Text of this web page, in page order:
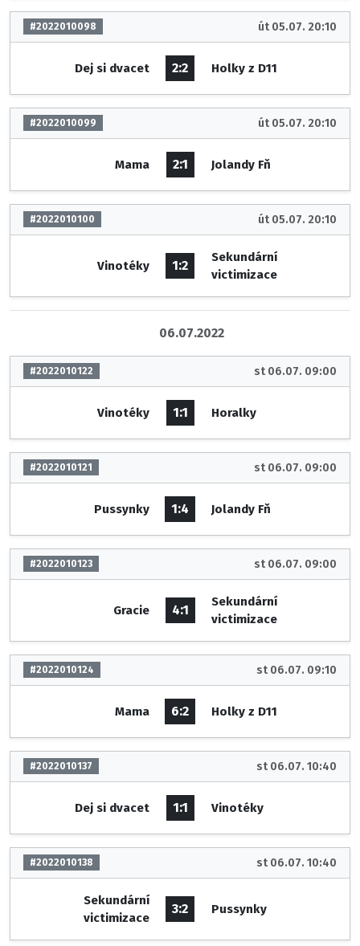
#2022010098 út 05.07. 20:10
Dej si dvacet 2:2 Holky z D11
#2022010099 út 05.07. 20:10
Mama 2:1 Jolandy Fň
#2022010100 út 05.07. 20:10
Vinotéky 1:2
Sekundární
victimizace
06.07.2022
#2022010122 st 06.07. 09:00
Vinotéky 1:1 Horalky
#2022010121 st 06.07. 09:00
Pussynky 1:4 Jolandy Fň
#2022010123 st 06.07. 09:00
Gracie 4:1
Sekundární
victimizace
#2022010124 st 06.07. 09:10
Mama 6:2 Holky z D11
#2022010137 st 06.07. 10:40
Dej si dvacet 1:1 Vinotéky
#2022010138 st 06.07. 10:40
Sekundární
victimizace
3:2 Pussynky